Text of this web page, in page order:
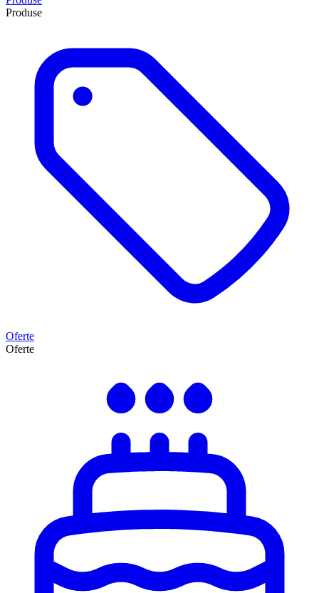
Produse
Oferte
Oferte